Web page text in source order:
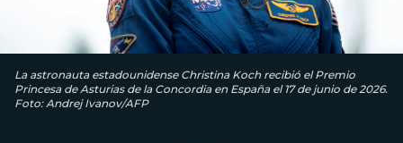
La astronauta estadounidense Christina Koch recibió el Premio
Princesa de Asturias de la Concordia en España el 17 de junio de 2026.
Foto: Andrej Ivanov/AFP